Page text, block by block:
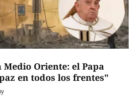
Medio Oriente: el Papa
en todos los frentes"